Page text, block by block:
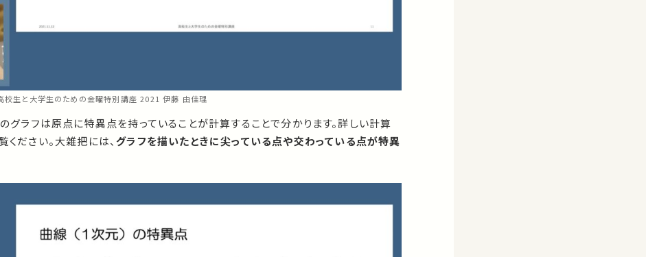
と大学生のための金曜特別講座 2021 伊藤 由佳理
グラフは原点に特異点を持っていることが計算することで分かります。詳しい計算
ださい。大雑把には、グラフを描いたときに尖っている点や交わっている点が特異